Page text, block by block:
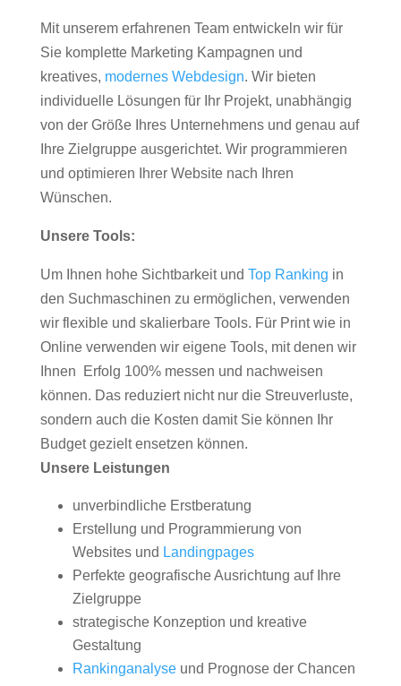
Mit unserem erfahrenen Team entwickeln wir für
Sie komplette Marketing Kampagnen und
kreatives, modernes Webdesign. Wir bieten
individuelle Lösungen für Ihr Projekt, unabhängig
von der Größe Ihres Unternehmens und genau auf
Ihre Zielgruppe ausgerichtet. Wir programmieren
und optimieren Ihrer Website nach Ihren
Wünschen.
Unsere Tools:
Um Ihnen hohe Sichtbarkeit und Top Ranking in
den Suchmaschinen zu ermöglichen, verwenden
wir flexible und skalierbare Tools. Für Print wie in
Online verwenden wir eigene Tools, mit denen wir
Ihnen Erfolg 100% messen und nachweisen
können. Das reduziert nicht nur die Streuverluste,
sondern auch die Kosten damit Sie können Ihr
Budget gezielt ensetzen können.
Unsere Leistungen
unverbindliche Erstberatung
Erstellung und Programmierung von
Websites und Landingpages
Perfekte geografische Ausrichtung auf Ihre
Zielgruppe
strategische Konzeption und kreative
Gestaltung
Rankinganalyseund Prognose der Chancen